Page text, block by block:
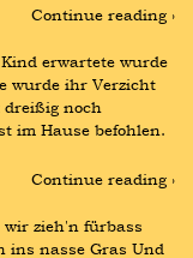
Continue reading ›
erwartete wurde
wurde ihr Verzicht
noch
im Hause befohlen.
Continue reading ›
zieh'n fürbass
ins nasse Gras Und